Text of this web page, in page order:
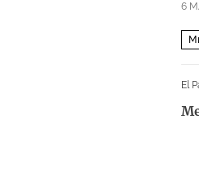
6
El